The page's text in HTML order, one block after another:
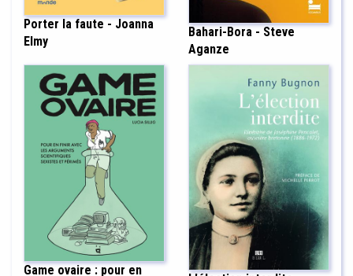
Porter la faute - Joanna
Elmy
Bahari-Bora - Steve
Aganze
Game ovaire : pour en